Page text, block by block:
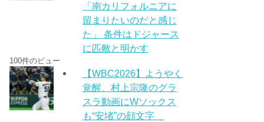
「南カリフォルニアに
留まりたいのだと感じ
た」 条件はドジャース
に匹敵と明かす
100件のビュー
【WBC2026】ようやく
覚醒、村上宗隆のグラ
スラ動画にWソックス
も“安堵”の顔文字